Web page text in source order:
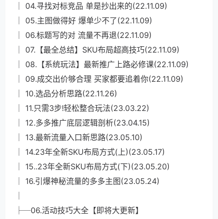
│ 04.寻找对标竞品 单是抄出来的(22.11.09)
│ 05.主图做得好 爆单少不了(22.11.09)
│ 06.标题写的对 流量不再退(22.11.09)
│ 07.【最全总结】SKU布局超高技巧(22.11.09)
│ 08.【系统玩法】最新推广上路必修课(22.11.09)
│ 09.成交出价够合理 买家都要追着你(22.11.09)
│ 10.选品分析思路(22.11.26)
│ 11.只需3步!轻松整合玩法(23.03.22)
│ 12.多多推广底层逻辑剖析(23.04.15)
│ 13.最新流量入口新思路(23.05.10)
│ 14.23年全新SKU布局方式(上)(23.05.17)
│ 15..23年全新SKU布局方式(下)(23.05.20)
│ 16.引爆神秘流量的多多主图(23.05.24)
├─06.活动技巧大全【即将大更新】